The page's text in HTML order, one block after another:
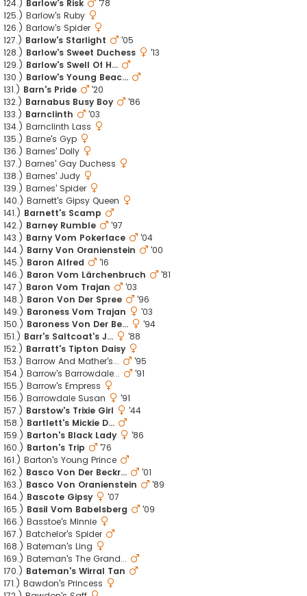
124.) Barlow's Risk
'78
125.) Barlow's Ruby
126.) Barlow's Spider
127.) Barlow's Starlight
'05
128.) Barlow's Sweet Duchess
'13
129.) Barlow's Swell Of H...
130.) Barlow's Young Beac...
131.) Barn's Pride
'20
132.) Barnabus Busy Boy
'86
133.) Barnclinth
'03
134.) Barnclinth Lass
135.) Barne's Gyp
136.) Barnes' Dolly
137.) Barnes' Gay Duchess
138.) Barnes' Judy
139.) Barnes' Spider
140.) Barnett's Gipsy Queen
141.) Barnett's Scamp
142.) Barney Rumble
'97
143.) Barny Vom Pokerface
'04
144.) Barny Von Oranienstein
'00
145.) Baron Alfred
'16
146.) Baron Vom Lärchenbruch
'81
147.) Baron Vom Trajan
'03
148.) Baron Von Der Spree
'96
149.) Baroness Vom Trajan
'03
150.) Baroness Von Der Be...
'94
151.) Barr's Saltcoat's J...
'88
152.) Barratt's Tipton Daisy
153.) Barrow And Mather's...
'95
154.) Barrow's Barrowdale...
'91
155.) Barrow's Empress
156.) Barrowdale Susan
'91
157.) Barstow's Trixie Girl
'44
158.) Bartlett's Mickie D...
159.) Barton's Black Lady
'86
160.) Barton's Trip
'76
161.) Barton's Young Prince
162.) Basco Von Der Beckr...
'01
163.) Basco Von Oranienstein
'89
164.) Bascote Gipsy
'07
165.) Basil Vom Babelsberg
'09
166.) Basstoe's Minnie
167.) Batchelor's Spider
168.) Bateman's Ling
169.) Bateman's The Grand...
170.) Bateman's Wirral Tan
171.) Bawdon's Princess